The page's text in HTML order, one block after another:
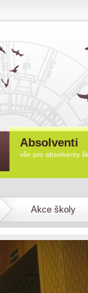
Akce školy
Absolventi
vše pro absolventy